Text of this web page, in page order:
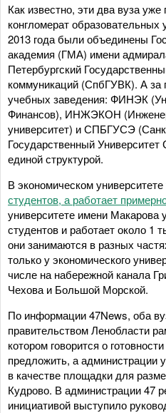
Как известно, эти два вуза
конгломерат образовательных
2013 года были объединены
академия (ГМА) имени
Петербургский
коммуникаций (СпбГУВК). А за
учебных заведения: ФИНЭК
Финансов), ИНЖЭКОН
университет) и СПБГУСЭ
Государственный
единой структурой.
В экономическом университете
студентов, а работает
университете имени Макарова
студентов и работает около 1
они занимаются в разных
только у экономического
числе на набережной канала
Чехова и Большой Морской.
По информации 47News, оба
правительством Ленобласти
котором говорится о
предложить, а администрации
в качестве площадки для
Кудрово. В администрации 47
инициативой выступило